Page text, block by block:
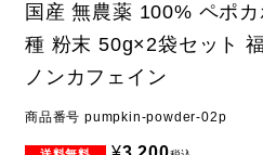
国産 無農薬 100% ペポ
種 粉末 50g×2袋セット
ノンカフェイン
商品番号 pumpkin-powder-02p